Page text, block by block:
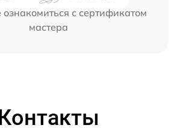
с сертификатом
мастера